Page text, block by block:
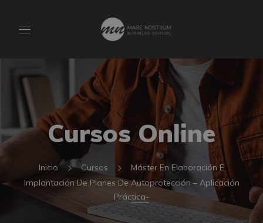
Cursos Online
Inicio Cursos
Máster En Elaboración E
Implantación De Planes De Autoprotección – Aplicación
Práctica-